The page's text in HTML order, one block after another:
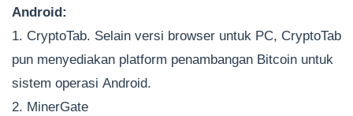
Android:
1. CryptoTab. Selain versi browser untuk PC, CryptoTab
pun menyediakan platform penambangan Bitcoin untuk
sistem operasi Android.
2. MinerGate